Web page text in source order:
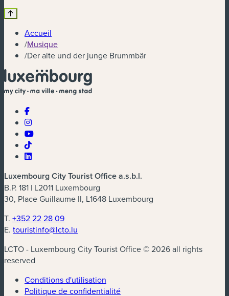
Accueil
/Musique
/Der alte und der junge Brummbär
Luxembourg City Tourist Office a.s.b.l.
B.P. 181 | L2011 Luxembourg
30, Place Guillaume II, L1648 Luxembourg
T. +352 22 28 09
E. touristinfo@lcto.lu
LCTO - Luxembourg City Tourist Office © 2026 all rights
reserved
Conditions d'utilisation
Politique de confidentialité